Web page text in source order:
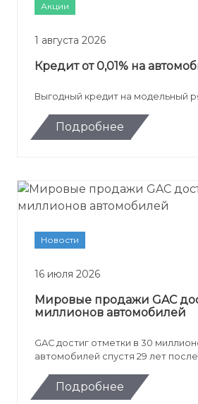
Акции
1 августа 2026
Кредит от 0,01% на
Выгодный кредит на модельный
Подробнее
Новости
16 июля 2026
Мировые продажи GAC
миллионов автомобилей
GAC достиг отметки в 30
автомобилей спустя 29 лет
GAC M8 PHEV для зарубежного
Подробнее